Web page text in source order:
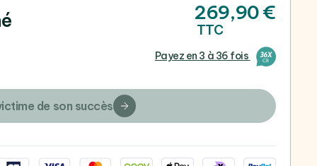
269,90 €
TTC
Payez en 3 à 36 fois
de son succès